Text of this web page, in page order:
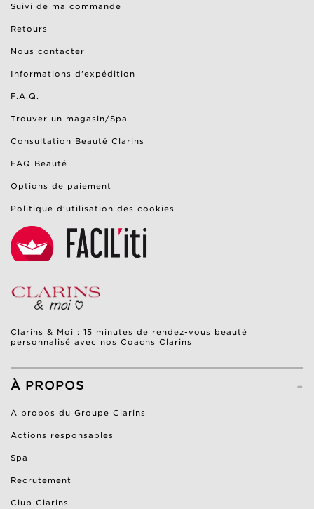
Suivi de ma commande
Retours
Nous contacter
Informations d'expédition
F.A.Q.
Trouver un magasin/Spa
Consultation Beauté Clarins
FAQ Beauté
Options de paiement
Politique d’utilisation des cookies
Clarins & Moi : 15 minutes de rendez-vous beauté
personnalisé avec nos Coachs Clarins
-
À PROPOS
À propos du Groupe Clarins
Actions responsables
Spa
Recrutement
Club Clarins